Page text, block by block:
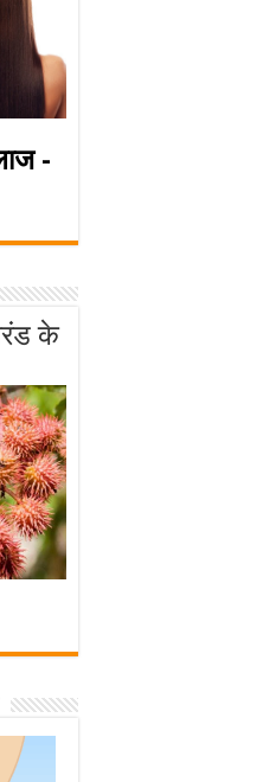
-
के